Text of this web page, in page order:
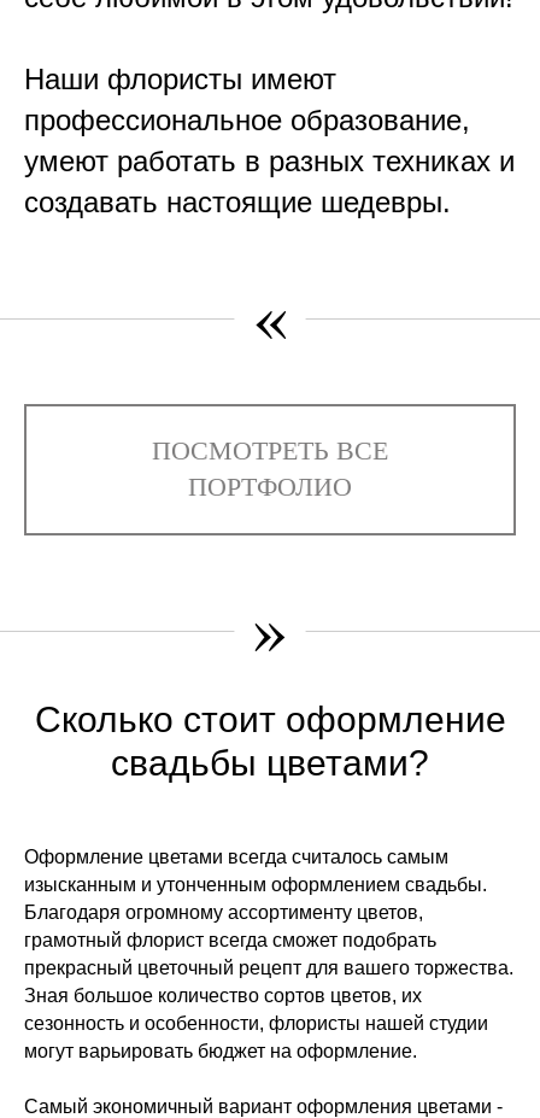
Наши флористы имеют
профессиональное образование,
умеют работать в разных техниках и
создавать настоящие шедевры.
«
ПОСМОТРЕТЬ ВСЕ
ПОРТФОЛИО
»
Сколько стоит оформление
свадьбы цветами?
Оформление цветами всегда считалось самым
изысканным и утонченным оформлением свадьбы.
Благодаря огромному ассортименту цветов,
грамотный флорист всегда сможет подобрать
прекрасный цветочный рецепт для вашего торжества.
Зная большое количество сортов цветов, их
сезонность и особенности, флористы нашей студии
могут варьировать бюджет на оформление.
Самый экономичный вариант оформления цветами -